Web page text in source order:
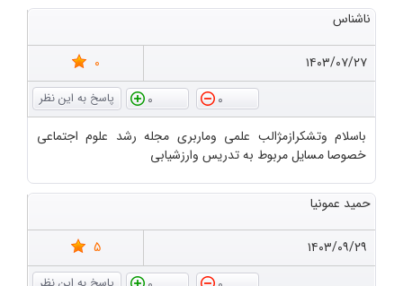
ناشناس
۱۴۰۳/۰۷/۲۷
0
0
0
باسلام وتشکرازمژالب علمی وماربری مجله رشد علوم اجتماعی
خصوصا مسایل مربوط به تدریس وارزشیابی
حمید عمونیا
۱۴۰۳/۰۹/۲۹
5